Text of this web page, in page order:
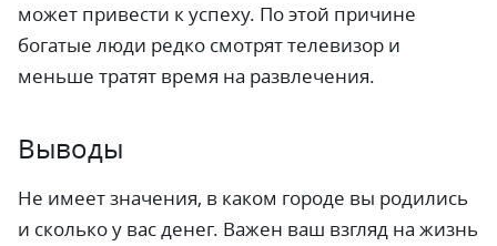
может привести к успеху. По этой причине
богатые люди редко смотрят телевизор и
меньше тратят время на развлечения.
Выводы
Не имеет значения, в каком городе вы родились
и сколько у вас денег. Важен ваш взгляд на жизнь